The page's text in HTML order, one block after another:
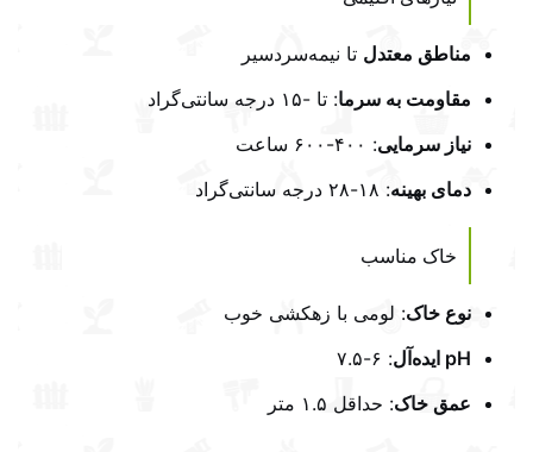
مناطق معتدل تا نیمه‌سردسیر
مقاومت به سرما: تا -۱۵ درجه سانتی‌گراد
نیاز سرمایی: ۴۰۰-۶۰۰ ساعت
دمای بهینه: ۱۸-۲۸ درجه سانتی‌گراد
خاک مناسب
نوع خاک: لومی با زهکشی خوب
pH ایده‌آل
: ۶-۷.۵
عمق خاک: حداقل ۱.۵ متر